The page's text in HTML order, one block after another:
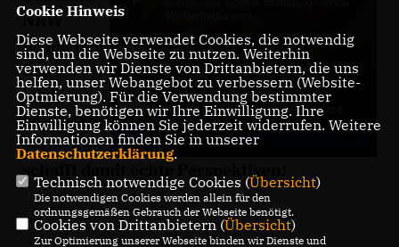
NRW
bringt den
Ansatz
jetzt
landesweit
voran und
schafft damit echte Perspektiven:
Cookie Hinweis
Diese Webseite verwendet Cookies, die notwendig
sind, um die Webseite zu nutzen. Weiterhin
verwenden wir Dienste von Drittanbietern, die uns
helfen, unser Webangebot zu verbessern (Website-
Optmierung). Für die Verwendung bestimmter
Dienste, benötigen wir Ihre Einwilligung. Ihre
Einwilligung können Sie jederzeit widerrufen. Weitere
Informationen finden Sie in unserer
Datenschutzerklärung.
Technisch notwendige Cookies (Übersicht)
Die notwendigen Cookies werden allein für den
ordnungsgemäßen Gebrauch der Webseite benötigt.
Cookies von Drittanbietern (Übersicht)
Zur Optimierung unserer Webseite binden wir Dienste und